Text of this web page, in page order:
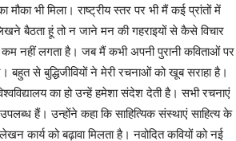
भी मिला। राष्ट्रीय स्तर पर भी मैं कई प्रांतों में
बैठता हूं तो न जाने मन की गहराइयों से कैसे विचार
नहीं लगता है। जब मैं कभी अपनी पुरानी कविताओं पर
से बुद्धिजीवियों ने मेरी रचनाओं को खूब सराहा है।
का हो उन्हें हमेशा संदेश देती है। सभी रचनाएं
हैं। उन्होंने कहा कि साहित्यिक संस्थाएं साहित्य के
कार्य को बढ़ावा मिलता है। नवोदित कवियों को नई